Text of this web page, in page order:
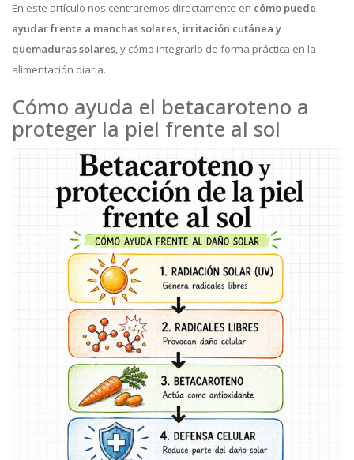
En este artículo nos centraremos directamente en cómo puede
ayudar frente a manchas solares, irritación cutánea y
quemaduras solares, y cómo integrarlo de forma práctica en la
alimentación diaria.
Cómo ayuda el betacaroteno a
proteger la piel frente al sol